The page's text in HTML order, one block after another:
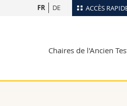
ACCÈS
Plan d'accès
Webmail
FR DE
Chaires de l'Ancien